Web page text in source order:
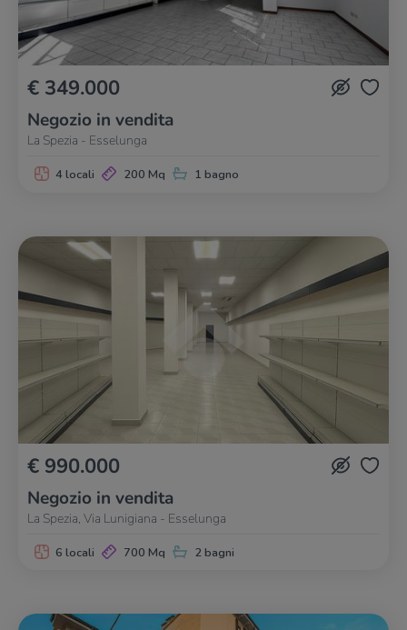
€ 349.000
Negozio in vendita
La Spezia - Esselunga
4 locali 200 Mq 1 bagno
€ 990.000
Negozio in vendita
La Spezia, Via Lunigiana - Esselunga
6 locali 700 Mq 2 bagni